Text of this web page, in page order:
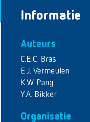
Informatie
Auteurs
C.E.C. Bras
E.J. Vermeulen
K.W. Pang
Y.A. Bikker
Organisatie